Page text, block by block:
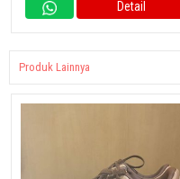
Detail
Produk Lainnya